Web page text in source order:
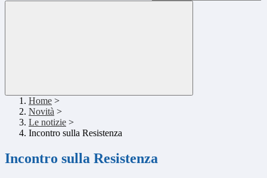
Home >
Novità >
Le notizie >
Incontro sulla Resistenza
Incontro sulla Resistenza